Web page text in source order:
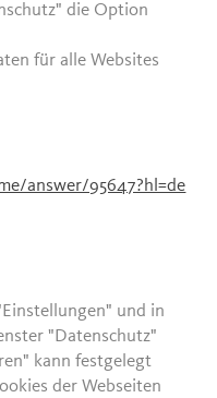
die Option
für alle Websites
answer/95647?hl=de
und in
"Datenschutz"
kann festgelegt
der Webseiten